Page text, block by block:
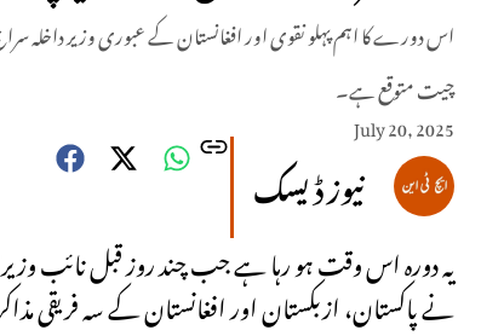
اس دورے کا اہم پہلو نقوی اور افغانستان کے عبوری وزیر داخلہ
چیت متوقع ہے۔
July 20, 2025
نیوز ڈیسک
یہ دورہ اس وقت ہو رہا ہے جب چند روز قبل نائب
نے پاکستان، ازبکستان اور افغانستان کے سہ فریقی